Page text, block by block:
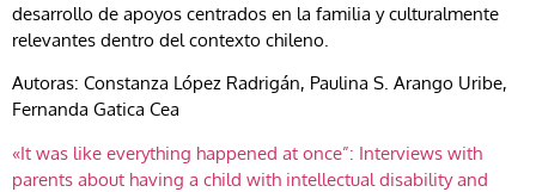
desarrollo de apoyos centrados en la familia y culturalmente
relevantes dentro del contexto chileno.
Autoras: Constanza López Radrigán, Paulina S. Arango Uribe,
Fernanda Gatica Cea
«It was like everything happened at once”: Interviews with
parents about having a child with intellectual disability and